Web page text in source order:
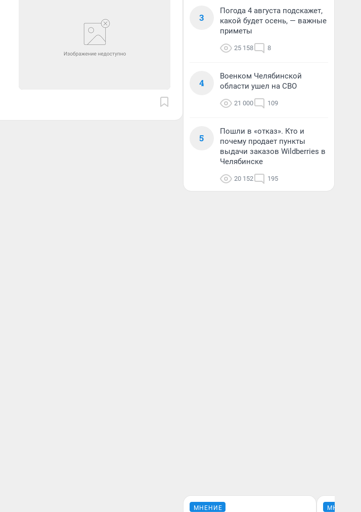
3
Погода 4 августа подскажет,
какой будет осень, — важные
приметы
25 158 8
4
Военком Челябинской
области ушел на СВО
21 000 109
5
Пошли в «отказ». Кто и
почему продает пункты
выдачи заказов Wildberries в
Челябинске
20 152 195
МНЕНИЕ МНЕНИЕ